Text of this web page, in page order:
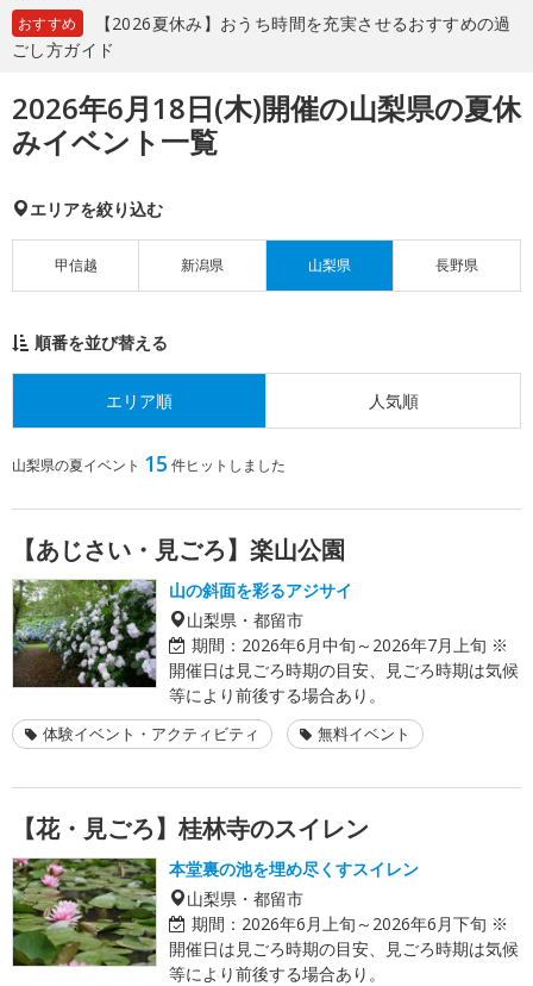
おすすめ
【2026夏休み】おうち時間を充実させるおすすめの過
ごし方ガイド
2026年6月18日(木)開催の山梨県の夏休
みイベント一覧
エリアを絞り込む
甲信越 新潟県 山梨県 長野県
順番を並び替える
エリア順 人気順
山梨県の夏イベント 15 件ヒットしました
【あじさい・見ごろ】楽山公園
山の斜面を彩るアジサイ
山梨県・都留市
期間： 2026年6月中旬～2026年7月上旬 ※
開催日は見ごろ時期の目安、見ごろ時期は気候
等により前後する場合あり。
体験イベント・アクティビティ 無料イベント
【花・見ごろ】桂林寺のスイレン
本堂裏の池を埋め尽くすスイレン
山梨県・都留市
期間： 2026年6月上旬～2026年6月下旬 ※
開催日は見ごろ時期の目安、見ごろ時期は気候
等により前後する場合あり。